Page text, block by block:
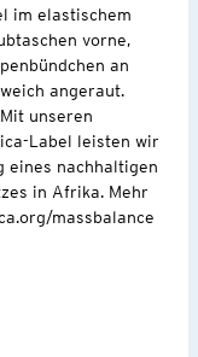
im elastischem
vorne,
an
angeraut.
unseren
Label leisten wir
eines nachhaltigen
in Afrika. Mehr
massbalance